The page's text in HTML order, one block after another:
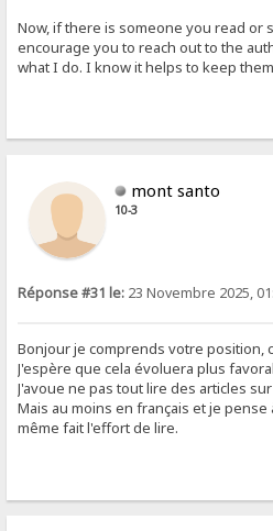
Now, if there is someone you read or
encourage you to reach out to the
what I do. I know it helps to keep
mont santo
10-3
Réponse #31 le: 23 Novembre 2025,
Bonjour je comprends votre position,
J'espère que cela évoluera plus
J'avoue ne pas tout lire des articles sur
Mais au moins en français et je pense
même fait l'effort de lire.